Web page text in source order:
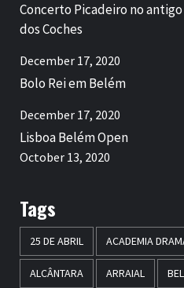
Concerto Picadeiro no
dos Coches
December 17, 2020
Bolo Rei em Belém
December 17, 2020
Lisboa Belém Open
October 13, 2020
Tags
25 DE ABRIL ACADEMIA
ALCÂNTARA ARRAIAL